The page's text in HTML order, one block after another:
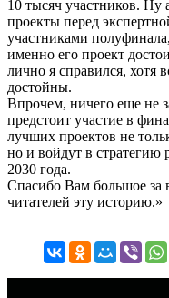
10 тысяч участников.
проекты перед
участниками
именно его проект
лично я справился, хотя
достойны.
Впрочем, ничего еще не
предстоит участие в
лучших проектов не
но и войдут в стратегию
2030 года.
Спасибо Вам большое за
читателей эту историю.»